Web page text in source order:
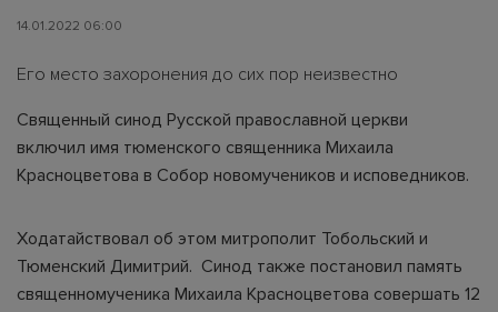
14.01.2022 06:00
Его место захоронения до сих пор неизвестно
Священный синод Русской православной церкви
включил имя тюменского священника Михаила
Красноцветова в Собор новомучеников и исповедников.
Ходатайствовал об этом митрополит Тобольский и
Тюменский Димитрий. Синод также постановил память
священномученика Михаила Красноцветова совершать 12